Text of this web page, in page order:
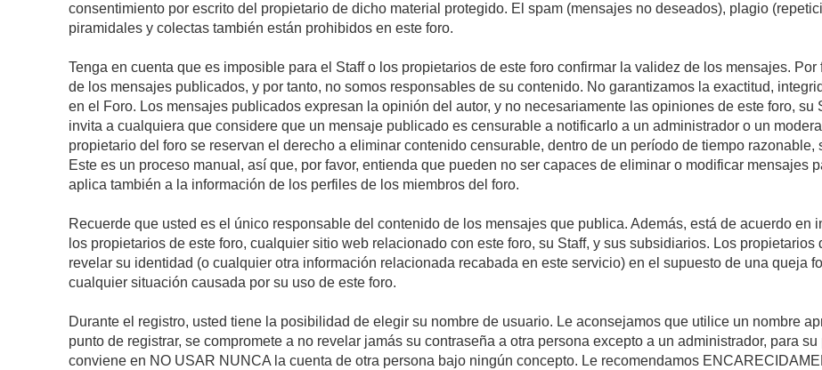
consentimiento por escrito del propietario de dicho material protegido. El spam (mensajes no deseados), plagio
piramidales y colectas también están prohibidos en este foro.
Tenga en cuenta que es imposible para el Staff o los propietarios de este foro confirmar la validez de los mensajes.
de los mensajes publicados, y por tanto, no somos responsables de su contenido. No garantizamos la exactitud,
en el Foro. Los mensajes publicados expresan la opinión del autor, y no necesariamente las opiniones de este foro,
invita a cualquiera que considere que un mensaje publicado es censurable a notificarlo a un administrador o un
propietario del foro se reservan el derecho a eliminar contenido censurable, dentro de un período de tiempo
Este es un proceso manual, así que, por favor, entienda que pueden no ser capaces de eliminar o modificar mensajes
aplica también a la información de los perfiles de los miembros del foro.
Recuerde que usted es el único responsable del contenido de los mensajes que publica. Además, está de acuerdo en
los propietarios de este foro, cualquier sitio web relacionado con este foro, su Staff, y sus subsidiarios. Los
revelar su identidad (o cualquier otra información relacionada recabada en este servicio) en el supuesto de una queja
cualquier situación causada por su uso de este foro.
Durante el registro, usted tiene la posibilidad de elegir su nombre de usuario. Le aconsejamos que utilice un nombre
punto de registrar, se compromete a no revelar jamás su contraseña a otra persona excepto a un administrador, para
conviene en NO USAR NUNCA la cuenta de otra persona bajo ningún concepto. Le recomendamos